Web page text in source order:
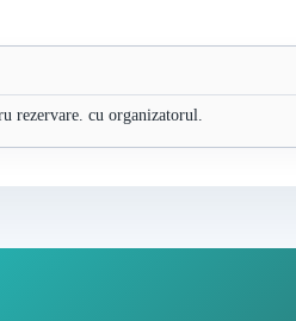
rezervare. cu organizatorul.